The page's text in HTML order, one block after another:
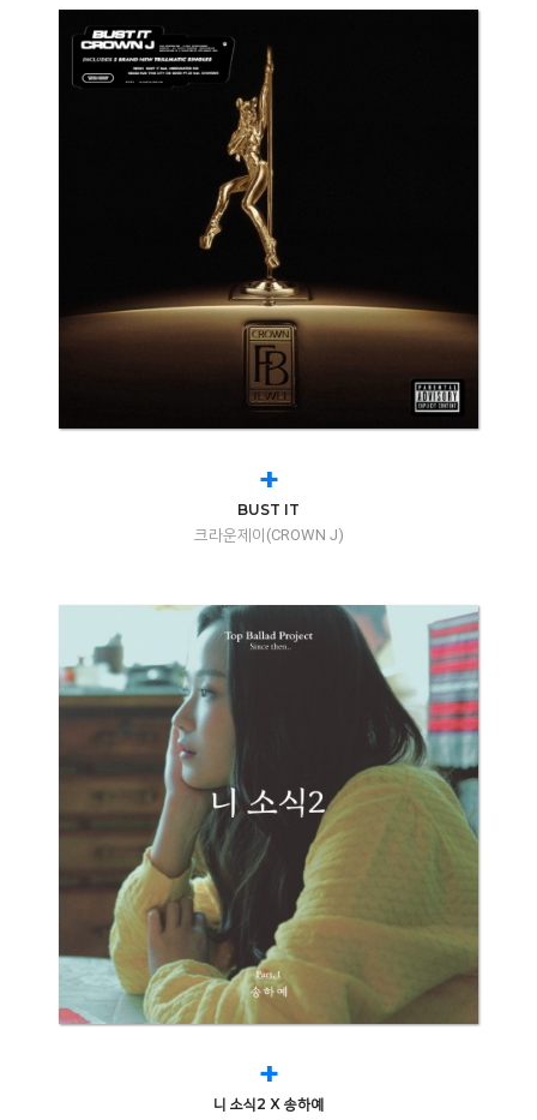
+
BUST IT
크라운제이(CROWN J)
+
니 소식2 X 송하예